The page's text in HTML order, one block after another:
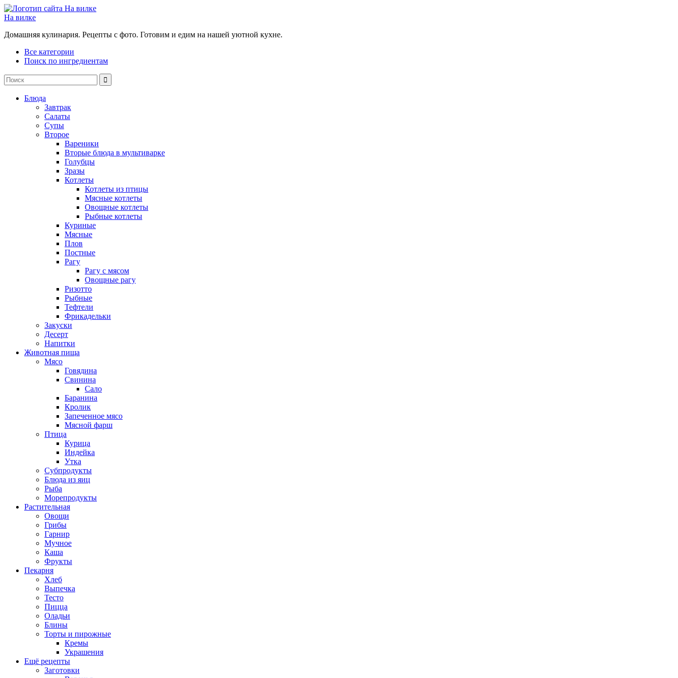
На вилке
Домашняя кулинария. Рецепты с фото. Готовим и едим на нашей уютной кухне.
Все категории
Поиск по ингредиентам
Блюда
Завтрак
Салаты
Супы
Второе
Вареники
Вторые блюда в мультиварке
Голубцы
Зразы
Котлеты
Котлеты из птицы
Мясные котлеты
Овощные котлеты
Рыбные котлеты
Куриные
Мясные
Плов
Постные
Рагу
Рагу с мясом
Овощные рагу
Ризотто
Рыбные
Тефтели
Фрикадельки
Закуски
Десерт
Напитки
Животная пища
Мясо
Говядина
Свинина
Сало
Баранина
Кролик
Запеченное мясо
Мясной фарш
Птица
Курица
Индейка
Утка
Субпродукты
Блюда из яиц
Рыба
Морепродукты
Растительная
Овощи
Грибы
Гарнир
Мучное
Каша
Фрукты
Пекарня
Хлеб
Выпечка
Тесто
Пицца
Оладьи
Блины
Торты и пирожные
Кремы
Украшения
Ещё рецепты
Заготовки